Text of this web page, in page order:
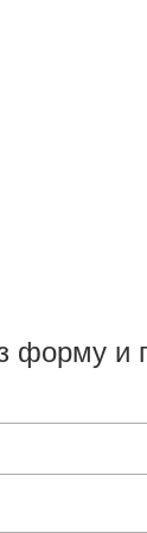
форму и